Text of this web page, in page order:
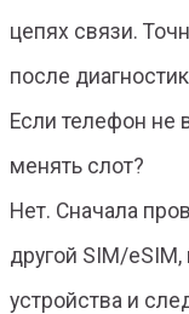
цепях связи.
после
Если телефон не
менять слот?
Нет. Сначала
другой SIM/
устройства и